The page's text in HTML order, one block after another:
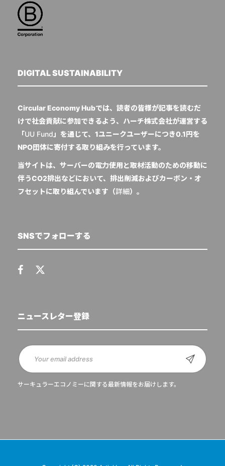
DIGITAL SUSTAINABILITY
Circular Economy Hubでは、読者の皆様が記事を読むだ
けで社会貢献に参加できるよう、ハーチ株式会社が運営する
「UU Fund 」を通じて、1ユニークユーザーにつき0.1円を
NPO団体に寄付する取り組みを行っています。
当サイトは、サーバーの電力使用と取材活動のための移動に
伴うCO2排出などにおいて、排出削減およびカーボン・オ
フセットに取り組んでいます（詳細）。
SNSでフォローする
ニュースレター登録
サーキュラーエコノミーに関する最新情報をお届けします。